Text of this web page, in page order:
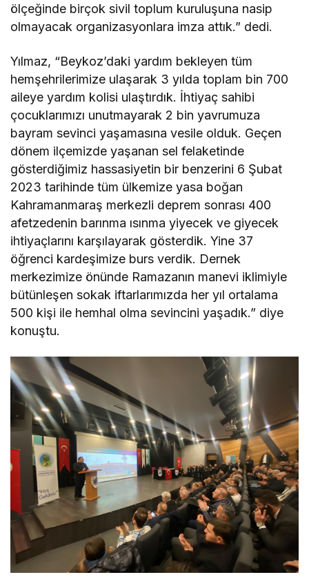
ölçeğinde birçok sivil toplum kuruluşuna nasip
olmayacak organizasyonlara imza attık.” dedi.
Yılmaz, “Beykoz’daki yardım bekleyen tüm
hemşehrilerimize ulaşarak 3 yılda toplam bin 700
aileye yardım kolisi ulaştırdık. İhtiyaç sahibi
çocuklarımızı unutmayarak 2 bin yavrumuza
bayram sevinci yaşamasına vesile olduk. Geçen
dönem ilçemizde yaşanan sel felaketinde
gösterdiğimiz hassasiyetin bir benzerini 6 Şubat
2023 tarihinde tüm ülkemize yasa boğan
Kahramanmaraş merkezli deprem sonrası 400
afetzedenin barınma ısınma yiyecek ve giyecek
ihtiyaçlarını karşılayarak gösterdik. Yine 37
öğrenci kardeşimize burs verdik. Dernek
merkezimize önünde Ramazanın manevi iklimiyle
bütünleşen sokak iftarlarımızda her yıl ortalama
500 kişi ile hemhal olma sevincini yaşadık.” diye
konuştu.